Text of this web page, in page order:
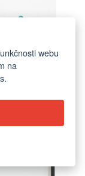
60x30cm
webu
na